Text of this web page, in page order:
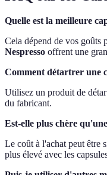
Quelle est la meilleure
Cela dépend de vos goûts
Nespresso offrent une
Comment détartrer une
Utilisez un produit de
du fabricant.
Est-elle plus chère
Le coût à l'achat peut être
plus élevé avec les